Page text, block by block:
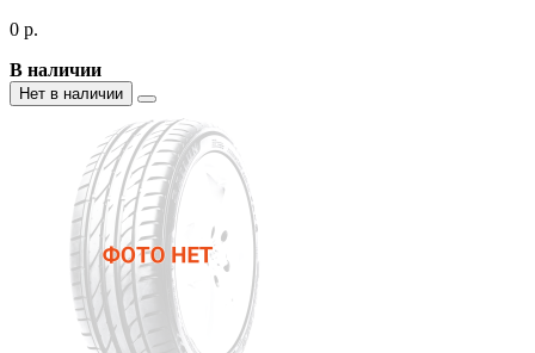
0 р.
В наличии
Нет в наличии